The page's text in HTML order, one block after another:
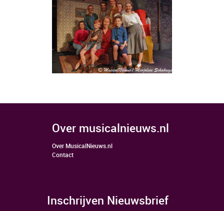
over musicalnieuws.nl
Over MusicalNieuws.nl
Contact
Inschrijven Nieuwsbrief